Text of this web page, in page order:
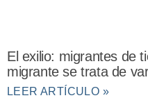
El exilio: migrantes de
migrante se trata de
LEER ARTÍCULO »